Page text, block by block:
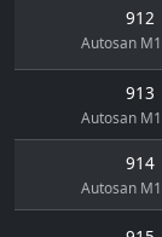
912
Autosan
913
Autosan
914
Autosan